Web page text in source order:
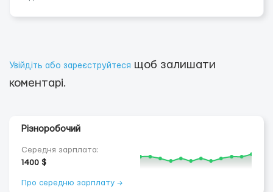
Увійдіть або зареєструйтеся щоб залишати
коментарі.
Різноробочий
Середня зарплата:
1400 $
Про середню зарплату →